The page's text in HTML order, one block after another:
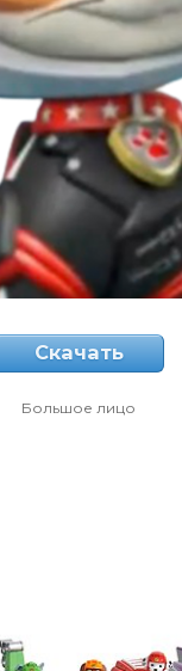
Скачать
Большое лицо